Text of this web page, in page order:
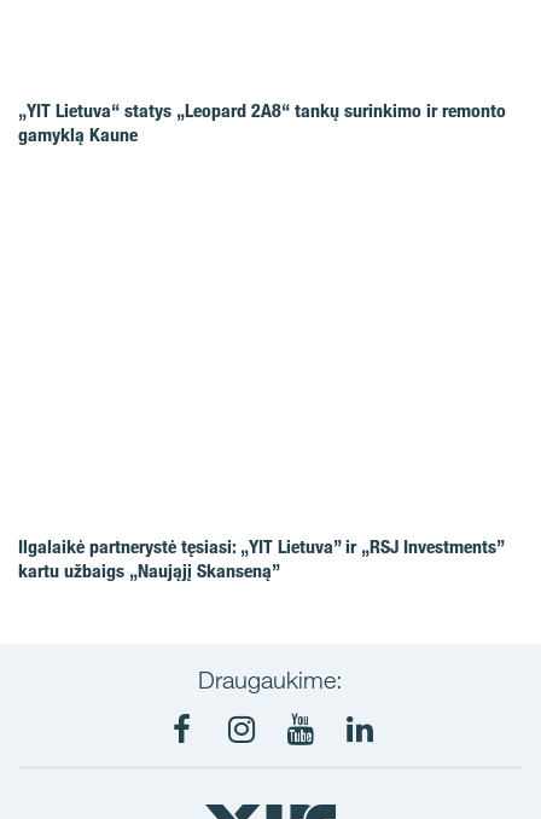
„YIT Lietuva“ statys „Leopard 2A8“ tankų surinkimo ir remonto
gamyklą Kaune
Ilgalaikė partnerystė tęsiasi: „YIT Lietuva” ir „RSJ Investments”
kartu užbaigs „Naująjį Skanseną”
Draugaukime:
FacebookInstagram
YoutubeLinkedIn